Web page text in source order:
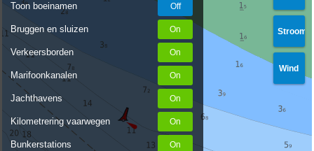
Toon boeinamen
Bruggen en sluizen
Verkeersborden
Marifoonkanalen
Jachthavens
Kilometrering vaarwegen
Bunkerstations
Stroom
Wind